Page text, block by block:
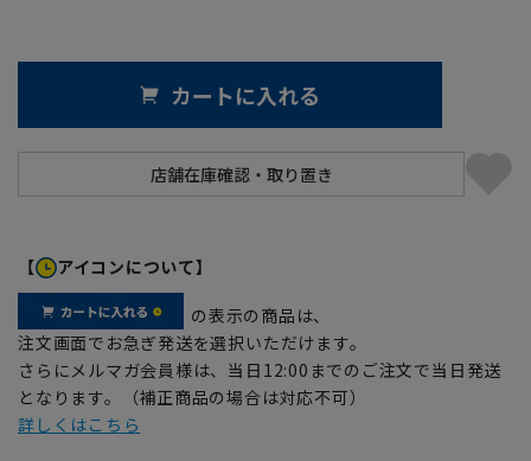
カートに入れる
【 アイコンについて】
の表示の商品は、
注文画面でお急ぎ発送を選択いただけます。
さらにメルマガ会員様は、当日12:00までのご注文で当日発送
となります。（補正商品の場合は対応不可）
詳しくはこちら